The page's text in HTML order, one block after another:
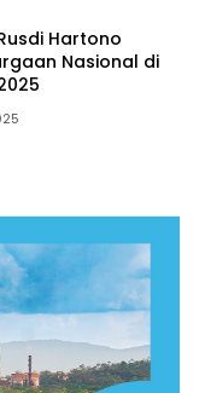
Hartono
Nasional di